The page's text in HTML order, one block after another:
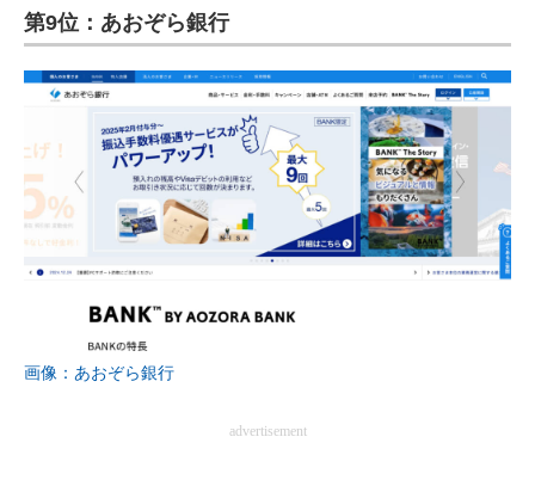
電子設計の基本と応用
ちょっと気になるネットの話題
第9位：あおぞら銀行
画像：あおぞら銀行
advertisement